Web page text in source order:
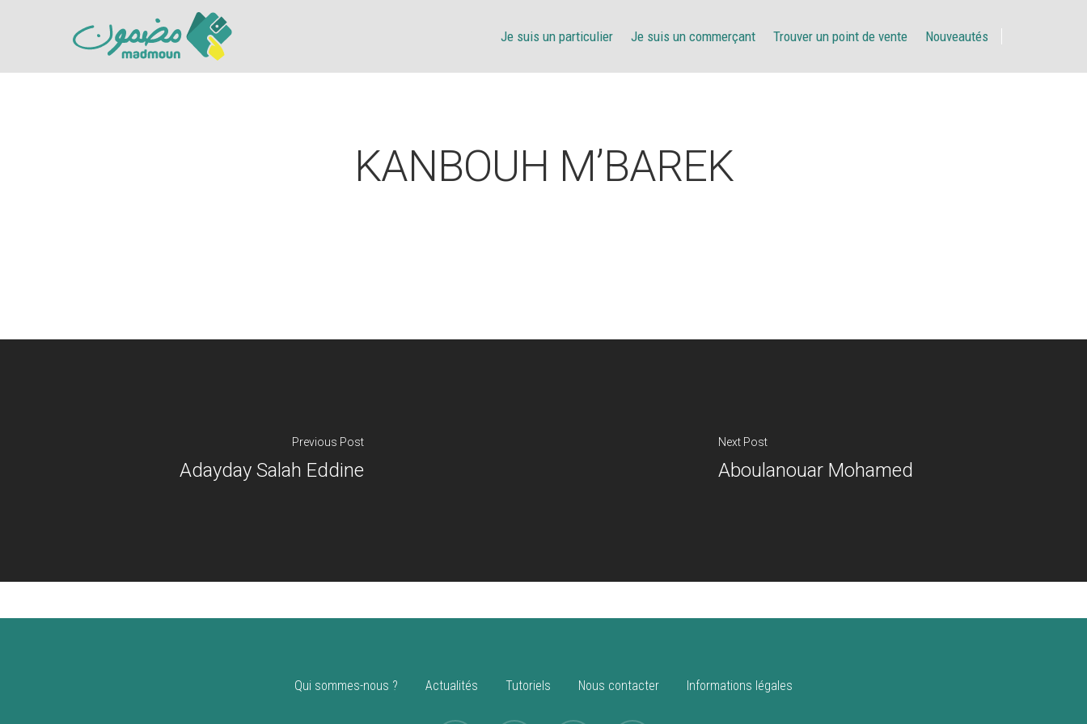
Je suis un particulier Je suis un commerçant Trouver un point de vente Nouveautés
KANBOUH M’BAREK
Previous Post
Adayday Salah Eddine
Next Post
Aboulanouar Mohamed
Qui sommes-nous ? Actualités Tutoriels Nous contacter Informations légales